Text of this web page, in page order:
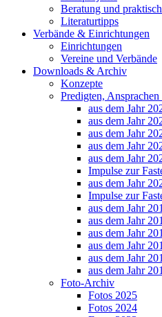
Beratung und
Literaturtipps
Verbände & Einrichtungen
Einrichtungen
Vereine und Verbände
Downloads & Archiv
Konzepte
Predigten,
aus dem Jahr
aus dem Jahr
aus dem Jahr
aus dem Jahr
aus dem Jahr
Impulse zur
aus dem Jahr
Impulse zur
aus dem Jahr
aus dem Jahr
aus dem Jahr
aus dem Jahr
aus dem Jahr
aus dem Jahr
Foto-Archiv
Fotos 2025
Fotos 2024